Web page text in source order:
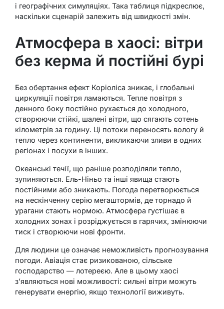
і географічних симуляціях. Така таблиця підкреслює,
наскільки сценарій залежить від швидкості змін.
Атмосфера в хаосі: вітри
без керма й постійні бурі
Без обертання ефект Коріоліса зникає, і глобальні
циркуляції повітря ламаються. Тепле повітря з
денного боку постійно рухається до холодного,
створюючи стійкі, шалені вітри, що сягають сотень
кілометрів за годину. Ці потоки переносять вологу й
тепло через континенти, викликаючи зливи в одних
регіонах і посухи в інших.
Океанські течії, що раніше розподіляли тепло,
зупиняються. Ель-Ніньо та інші явища стають
постійними або зникають. Погода перетворюється
на нескінченну серію мегаштормів, де торнадо й
урагани стають нормою. Атмосфера густішає в
холодних зонах і розріджується в гарячих, змінюючи
тиск і створюючи нові фронти.
Для людини це означає неможливість прогнозування
погоди. Авіація стає ризикованою, сільське
господарство — лотереєю. Але в цьому хаосі
з’являються нові можливості: сильні вітри можуть
генерувати енергію, якщо технології виживуть.